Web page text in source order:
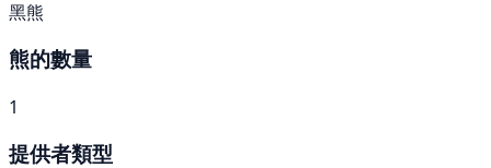
黑熊
熊的數量
1
提供者類型